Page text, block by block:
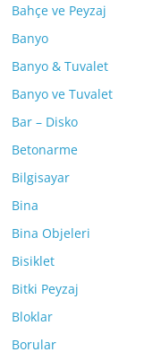
Bahçe ve Peyzaj
Banyo
Banyo & Tuvalet
Banyo ve Tuvalet
Bar – Disko
Betonarme
Bilgisayar
Bina
Bina Objeleri
Bisiklet
Bitki Peyzaj
Bloklar
Borular